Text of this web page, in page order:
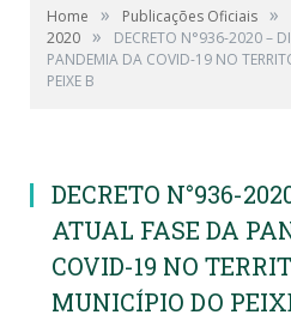
Home » Publicações Oficiais »
2020 »
DECRETO N°936-2020 –
PANDEMIA DA COVID-19 NO
PEIXE B
DECRETO N°936-
ATUAL FASE DA
COVID-19 NO
MUNICÍPIO DO